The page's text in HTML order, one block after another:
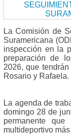
La Comisión de
Suramericana
inspección en la
preparación de
2026, que
Rosario y Rafaela.
La agenda de
domingo 28 de
permanente
multideportivo